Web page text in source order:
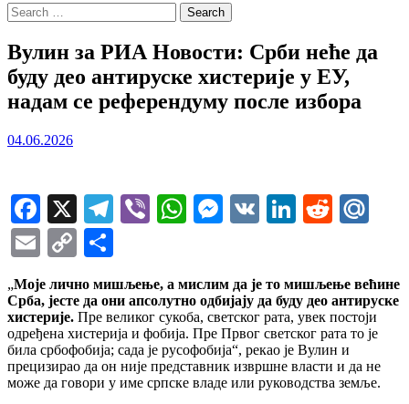
Search
for:
Вулин за РИА Новости: Срби неће да
буду део антируске хистерије у ЕУ,
надам се референдуму после избора
04.06.2026
Facebook
X Telegram
ViberWhatsApp
Messenger
VK LinkedIn
Reddit
EmailCopy
„Моје лично мишљење, а мислим да је то мишљење већине
Срба, јесте да они апсолутно одбијају да буду део антируске
хистерије. Пре великог сукоба, светског рата, увек постоји
одређена хистерија и фобија. Пре Првог светског рата то је
била србофобија; сада је русофобија“, рекао је Вулин и
прецизирао да он није представник извршне власти и да не
може да говори у име српске владе или руководства земље.